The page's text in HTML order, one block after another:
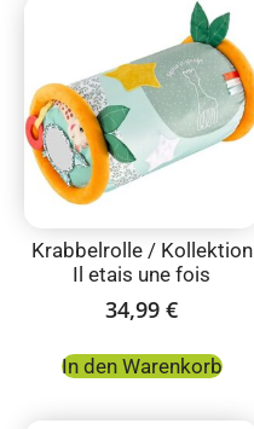
Krabbelrolle / Kollektion
Il etais une fois
34,99 €
In den Warenkorb